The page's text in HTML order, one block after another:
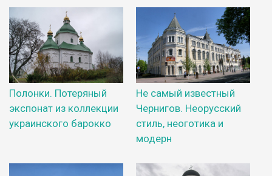
Полонки. Потеряный
экспонат из коллекции
украинского барокко
Не самый известный
Чернигов. Неорусский
стиль, неоготика и
модерн